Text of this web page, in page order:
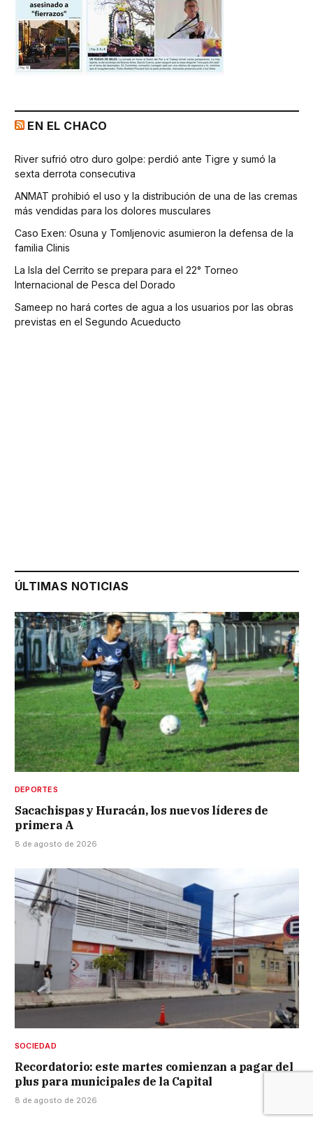
EN EL CHACO
River sufrió otro duro golpe: perdió ante Tigre y sumó la
sexta derrota consecutiva
ANMAT prohibió el uso y la distribución de una de las cremas
más vendidas para los dolores musculares
Caso Exen: Osuna y Tomljenovic asumieron la defensa de la
familia Clinis
La Isla del Cerrito se prepara para el 22° Torneo
Internacional de Pesca del Dorado
Sameep no hará cortes de agua a los usuarios por las obras
previstas en el Segundo Acueducto
ÚLTIMAS NOTICIAS
DEPORTES
Sacachispas y Huracán, los nuevos líderes de
primera A
8 de agosto de 2026
SOCIEDAD
Recordatorio: este martes comienzan a pagar del
plus para municipales de la Capital
8 de agosto de 2026